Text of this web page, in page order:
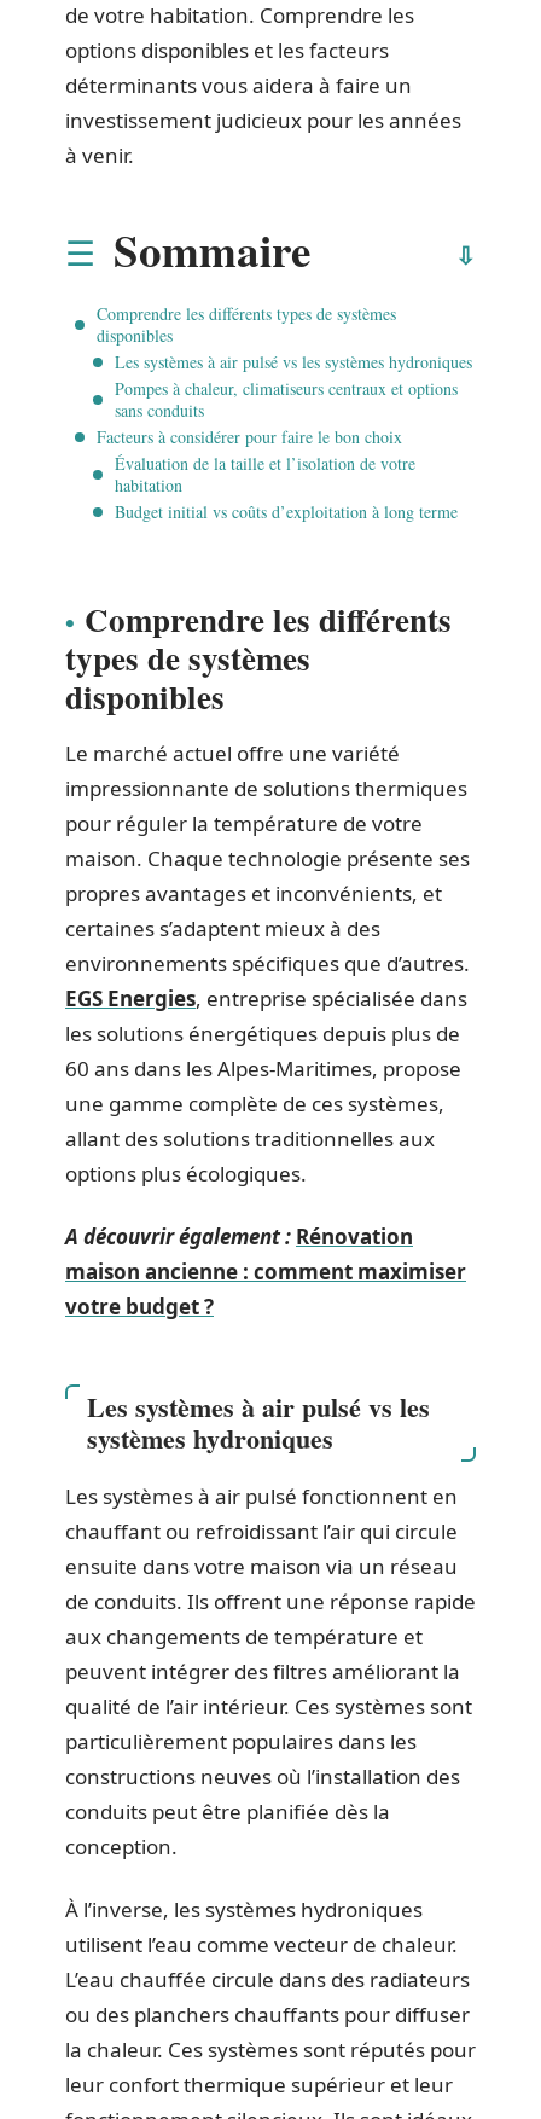
de votre habitation. Comprendre les
options disponibles et les facteurs
déterminants vous aidera à faire un
investissement judicieux pour les années
à venir.
Sommaire
Comprendre les différents types de systèmes
disponibles
Les systèmes à air pulsé vs les systèmes hydroniques
Pompes à chaleur, climatiseurs centraux et options
sans conduits
Facteurs à considérer pour faire le bon choix
Évaluation de la taille et l’isolation de votre
habitation
Budget initial vs coûts d’exploitation à long terme
Comprendre les différents
types de systèmes
disponibles
Le marché actuel offre une variété
impressionnante de solutions thermiques
pour réguler la température de votre
maison. Chaque technologie présente ses
propres avantages et inconvénients, et
certaines s’adaptent mieux à des
environnements spécifiques que d’autres.
EGS Energies, entreprise spécialisée dans
les solutions énergétiques depuis plus de
60 ans dans les Alpes-Maritimes, propose
une gamme complète de ces systèmes,
allant des solutions traditionnelles aux
options plus écologiques.
A découvrir également : Rénovation
maison ancienne : comment maximiser
votre budget ?
Les systèmes à air pulsé vs les
systèmes hydroniques
Les systèmes à air pulsé fonctionnent en
chauffant ou refroidissant l’air qui circule
ensuite dans votre maison via un réseau
de conduits. Ils offrent une réponse rapide
aux changements de température et
peuvent intégrer des filtres améliorant la
qualité de l’air intérieur. Ces systèmes sont
particulièrement populaires dans les
constructions neuves où l’installation des
conduits peut être planifiée dès la
conception.
À l’inverse, les systèmes hydroniques
utilisent l’eau comme vecteur de chaleur.
L’eau chauffée circule dans des radiateurs
ou des planchers chauffants pour diffuser
la chaleur. Ces systèmes sont réputés pour
leur confort thermique supérieur et leur